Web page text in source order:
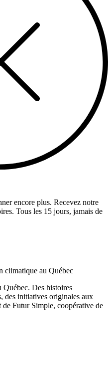
encore plus. Recevez notre
Tous les 15 jours, jamais de
Des histoires
des initiatives originales aux
Futur Simple, coopérative de